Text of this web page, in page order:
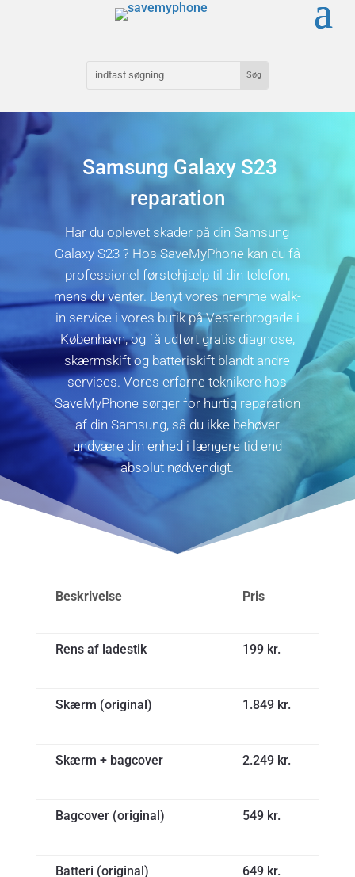
Samsung Galaxy S23
reparation
Har du oplevet skader på din Samsung
Galaxy S23 ? Hos SaveMyPhone kan du få
professionel førstehjælp til din telefon,
mens du venter. Benyt vores nemme walk-
in service i vores butik på Vesterbrogade i
København, og få udført gratis diagnose,
skærmskift og batteriskift blandt andre
services. Vores erfarne teknikere hos
SaveMyPhone sørger for hurtig reparation
af din Samsung, så du ikke behøver
undvære din enhed i længere tid end
absolut nødvendigt.
Beskrivelse Pris
Rens af ladestik 199 kr.
Skærm (original) 1.849 kr.
Skærm + bagcover 2.249 kr.
Bagcover (original) 549 kr.
Batteri (original) 649 kr.